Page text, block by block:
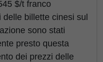
$/t franco
billette cinesi sul
sono stati
presto questa
dei prezzi delle